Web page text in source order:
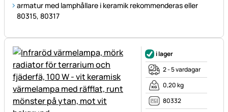
armatur med lamphållare i keramik rekommenderas eller
80315, 80317
i lager
2 - 5 vardagar
0,20 kg
80332